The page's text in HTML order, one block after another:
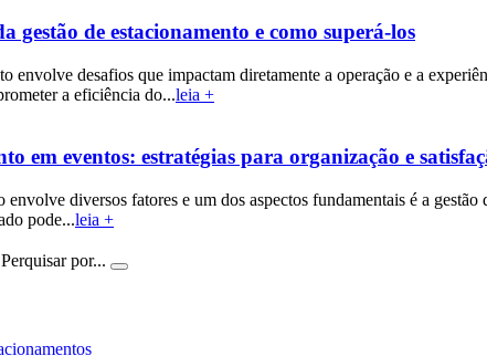
gestão de estacionamento e como superá-los
envolve desafios que impactam diretamente a operação e a
a eficiência do...leia +
em eventos: estratégias para organização e
envolve diversos fatores e um dos aspectos fundamentais é a
pode...leia +
Perquisar por...